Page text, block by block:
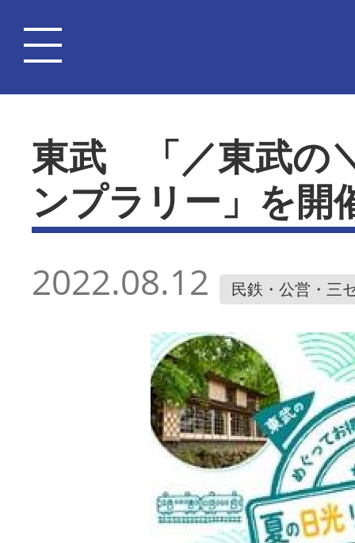
東武 「／東武の
ンプラリー」を開
2022.08.12 民鉄・公営・三